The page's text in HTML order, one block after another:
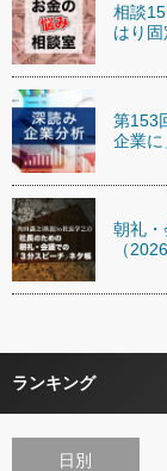
相談
はり固
第153
企業
朝礼
（
ランキング
日別